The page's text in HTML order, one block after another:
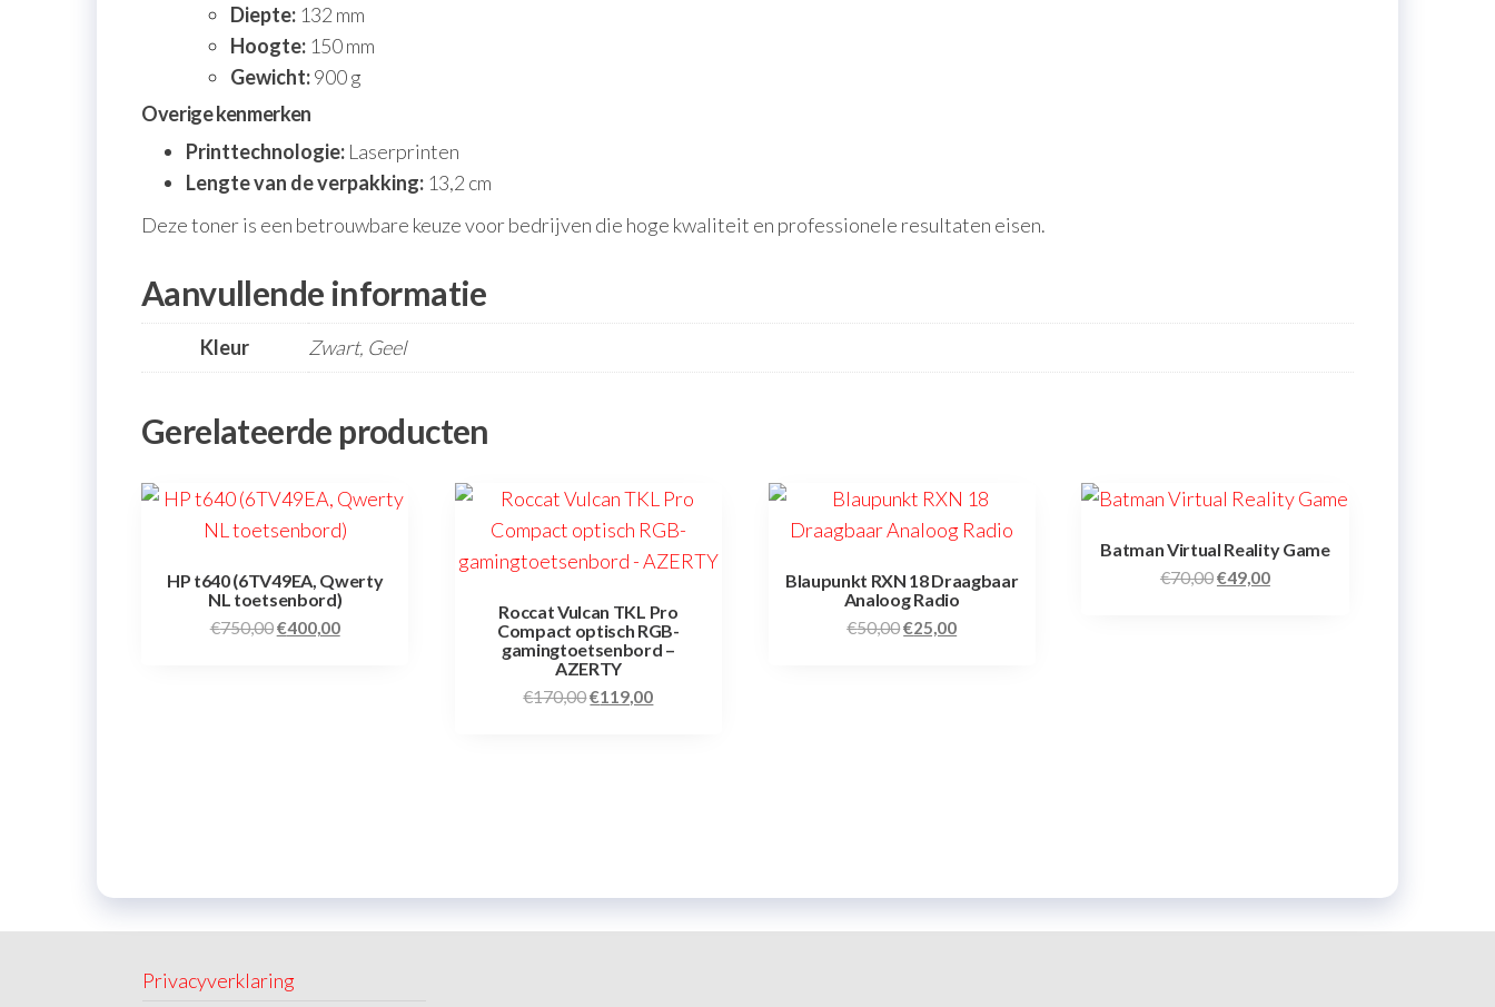
Diepte: 132 mm
Hoogte: 150 mm
Gewicht:900 g
Overige kenmerken
Printtechnologie: Laserprinten
Lengte van de verpakking: 13,2 cm
Deze toner is een betrouwbare keuze voor bedrijven die hoge kwaliteit en professionele resultaten eisen.
Aanvullende informatie
Kleur Zwart, Geel
Gerelateerde producten
HP t640 (6TV49EA, Qwerty
NL toetsenbord)
€750,00€400,00
Roccat Vulcan TKL Pro
Compact optisch RGB-
gamingtoetsenbord –
AZERTY
€170,00€119,00
Blaupunkt RXN 18 Draagbaar
Analoog Radio
€50,00€25,00
Batman Virtual Reality Game
€70,00€49,00
Privacyverklaring